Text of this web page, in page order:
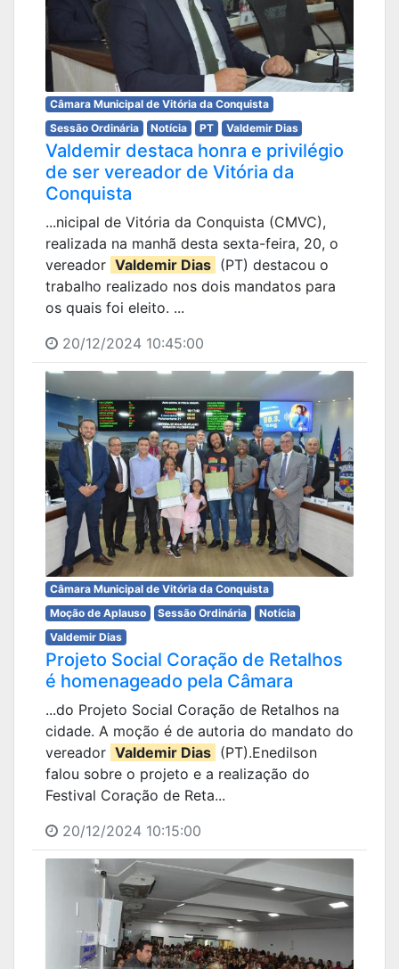
Câmara Municipal de Vitória da Conquista
Sessão Ordinária
Notícia PT Valdemir Dias
Valdemir destaca honra e privilégio
de ser vereador de Vitória da
Conquista
...nicipal de Vitória da Conquista (CMVC),
realizada na manhã desta sexta-feira, 20, o
vereador Valdemir Dias (PT) destacou o
trabalho realizado nos dois mandatos para
os quais foi eleito. ...
20/12/2024 10:45:00
Câmara Municipal de Vitória da Conquista
Moção de Aplauso
Sessão Ordinária
Notícia
Valdemir Dias
Projeto Social Coração de Retalhos
é homenageado pela Câmara
...do Projeto Social Coração de Retalhos na
cidade. A moção é de autoria do mandato do
vereador Valdemir Dias (PT).Enedilson
falou sobre o projeto e a realização do
Festival Coração de Reta...
20/12/2024 10:15:00